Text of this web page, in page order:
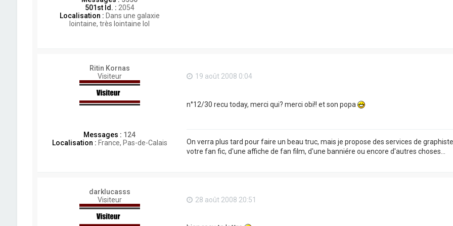
501st Id. : 2054
Localisation : Dans une galaxie
lointaine, très lointaine lol
Ritin Kornas
Visiteur
Messages : 124
Localisation : France, Pas-de-Calais
19 août 2008 0:04
n°12/30 recu today, merci qui? merci obi!! et son popa
On verra plus tard pour faire un beau truc, mais je propose des services de
votre fan fic, d'une affiche de fan film, d'une banniére ou encore d'autres choses...
darklucasss
Visiteur
28 août 2008 20:51